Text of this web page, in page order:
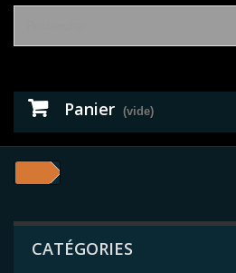
Panier (vide)
CATÉGORIES